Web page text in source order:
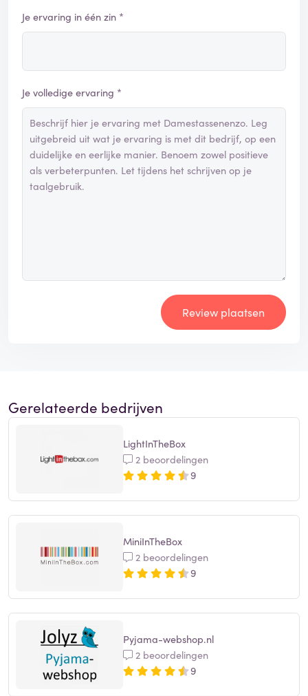
Je ervaring in één zin *
Je volledige ervaring *
Review plaatsen
Gerelateerde bedrijven
LightInTheBox
2 beoordelingen
9
MiniInTheBox
2 beoordelingen
9
Pyjama-webshop.nl
2 beoordelingen
9